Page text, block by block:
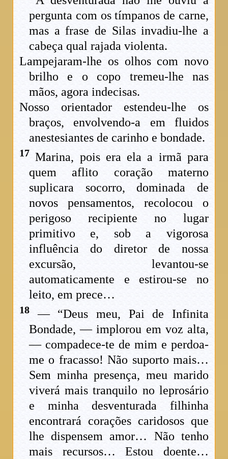
pergunta com os tímpanos de carne,
mas a frase de Silas invadiu-lhe a
cabeça qual rajada violenta.
Lampejaram-lhe os olhos com novo
brilho e o copo tremeu-lhe nas
mãos, agora indecisas.
Nosso orientador estendeu-lhe os
braços, envolvendo-a em fluidos
anestesiantes de carinho e bondade.
17 Marina, pois era ela a irmã para
quem aflito coração materno
suplicara socorro, dominada de
novos pensamentos, recolocou o
perigoso recipiente no lugar
primitivo e, sob a vigorosa
influência do diretor de nossa
excursão, levantou-se
automaticamente e estirou-se no
leito, em prece…
18 — “Deus meu, Pai de Infinita
Bondade, — implorou em voz alta,
— compadece-te de mim e perdoa-
me o fracasso! Não suporto mais…
Sem minha presença, meu marido
viverá mais tranquilo no leprosário
e minha desventurada filhinha
encontrará corações caridosos que
lhe dispensem amor… Não tenho
mais recursos… Estou doente…